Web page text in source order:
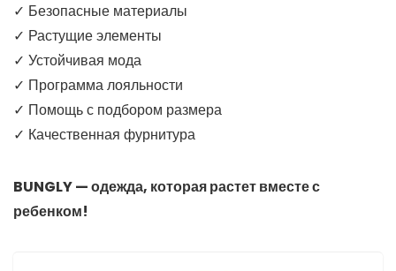
✓ Безопасные материалы
✓ Растущие элементы
✓ Устойчивая мода
✓ Программа лояльности
✓ Помощь с подбором размера
✓ Качественная фурнитура
BUNGLY — одежда, которая растет вместе с
ребенком!